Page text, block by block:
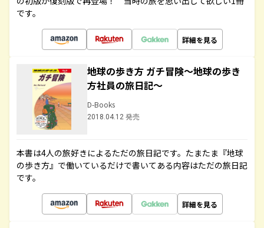
です。
詳細を見る
地球の歩き方 ガチ冒険～地球の歩き
方社員の旅日記～
D-Books
2018.04.12 発売
本書は4人の旅好きによるただの旅日記です。たまたま『地球
の歩き方』で働いているだけで書いてある内容はただの旅日記
です。
詳細を見る